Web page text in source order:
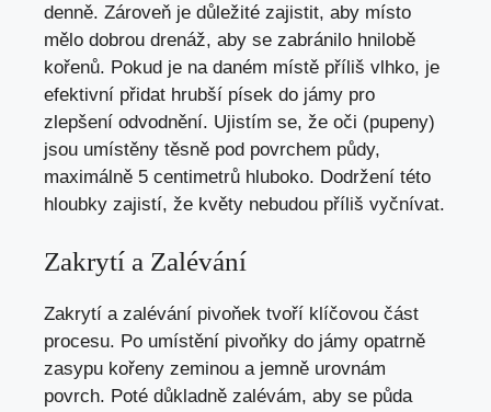
denně. Zároveň je důležité zajistit, aby místo
mělo dobrou drenáž, aby se zabránilo hnilobě
kořenů. Pokud je na daném místě příliš vlhko, je
efektivní přidat hrubší písek do jámy pro
zlepšení odvodnění. Ujistím se, že oči (pupeny)
jsou umístěny těsně pod povrchem půdy,
maximálně 5 centimetrů hluboko. Dodržení této
hloubky zajistí, že květy nebudou příliš vyčnívat.
Zakrytí a Zalévání
Zakrytí a zalévání pivoňek tvoří klíčovou část
procesu. Po umístění pivoňky do jámy opatrně
zasypu kořeny zeminou a jemně urovnám
povrch. Poté důkladně zalévám, aby se půda